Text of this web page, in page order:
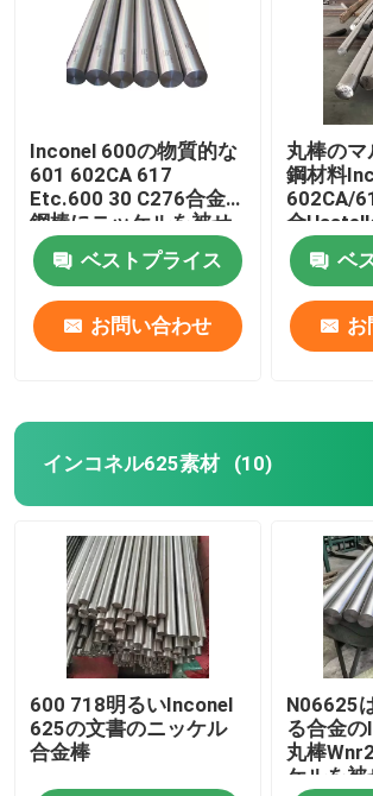
トラックのトレーラーの開戸錠
Inconel 600の物質的な
601 602CA 617
Etc.600 30 C276合金
鋼棒にニッケルを被せ
なさい
ベストプライス
お問い合わせ
丸棒の
鋼材料
602CA/
金
ベ
お
インコネル625素材 (10)
600 718明るいInconel
625の文書のニッケル
合金棒
N06625
る合金
丸棒
ケルを被